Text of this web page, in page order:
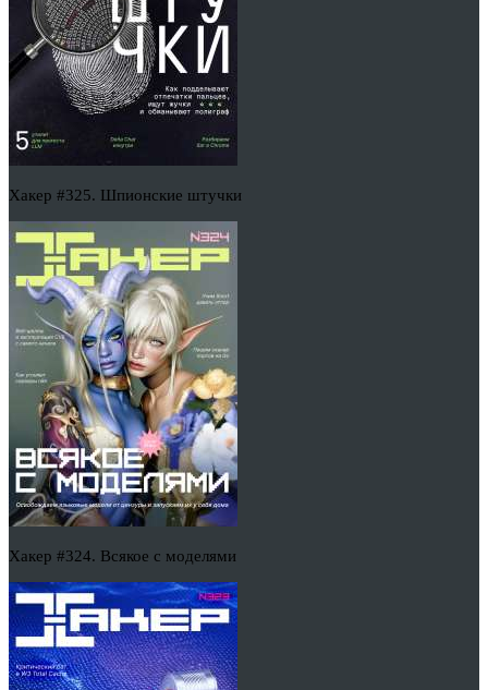
Хакер #325. Шпионские штучки
Хакер #324. Всякое с моделями